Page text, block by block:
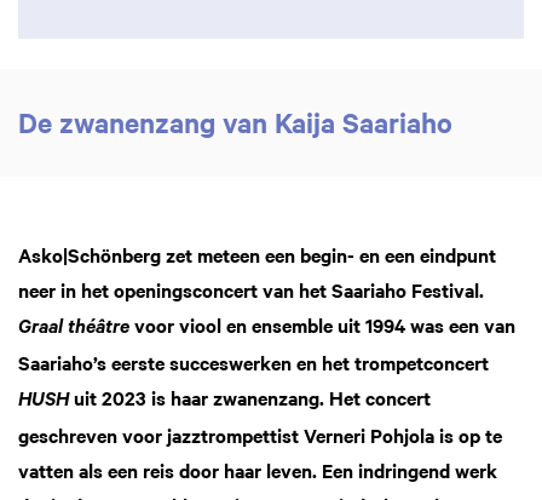
De zwanenzang van Kaija Saariaho
Asko|Schönberg zet meteen een begin- en een eindpunt
neer in het openingsconcert van het Saariaho Festival.
Graal théâtre voor viool en ensemble uit 1994 was een van
Saariaho’s eerste succeswerken en het trompetconcert
HUSHuit 2023 is haar zwanenzang. Het concert
geschreven voor jazztrompettist Verneri Pohjola is op te
vatten als een reis door haar leven. Een indringend werk